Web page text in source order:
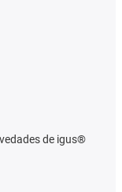
de igus®